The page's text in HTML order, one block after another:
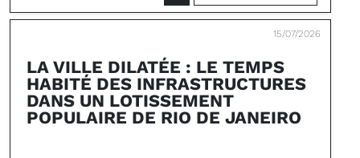
15/07/2026
LA VILLE DILATÉE : LE TEMPS
HABITÉ DES INFRASTRUCTURES
DANS UN LOTISSEMENT
POPULAIRE DE RIO DE JANEIRO